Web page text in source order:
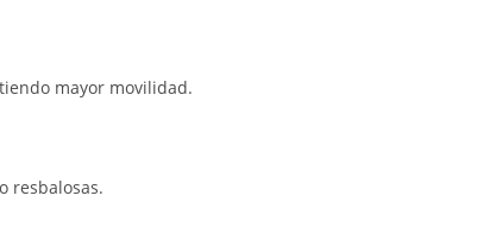
mayor movilidad.
resbalosas.